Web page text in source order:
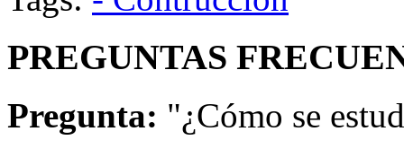
PREGUNTAS
Pregunta: "¿Cómo se